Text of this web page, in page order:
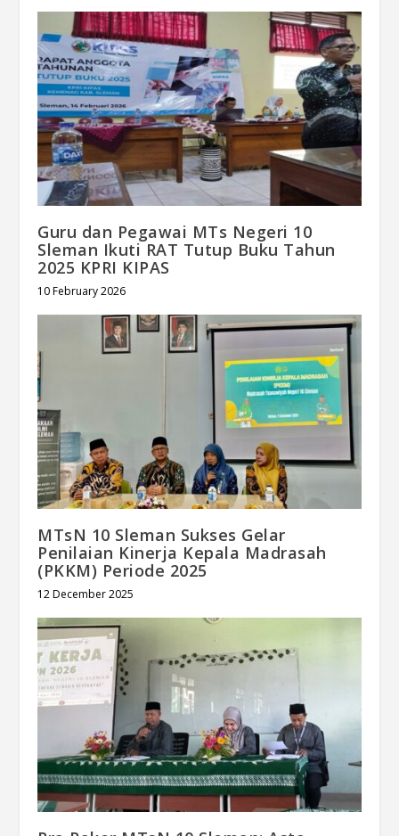
Guru dan Pegawai MTs Negeri 10
Sleman Ikuti RAT Tutup Buku Tahun
2025 KPRI KIPAS
10 February 2026
MTsN 10 Sleman Sukses Gelar
Penilaian Kinerja Kepala Madrasah
(PKKM) Periode 2025
12 December 2025